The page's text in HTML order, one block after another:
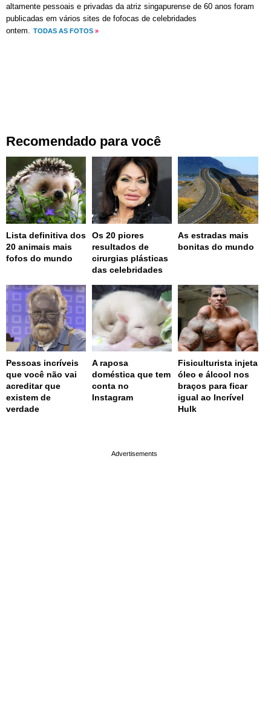
altamente pessoais e privadas da atriz singapurense de 60 anos foram
publicadas em vários sites de fofocas de celebridades
ontem. TODAS AS FOTOS »
Recomendado para você
Lista definitiva dos
20 animais mais
fofos do mundo
Os 20 piores
resultados de
cirurgias plásticas
das celebridades
As estradas mais
bonitas do mundo
Pessoas incríveis
que você não vai
acreditar que
existem de
verdade
A raposa
doméstica que tem
conta no
Instagram
Fisiculturista injeta
óleo e álcool nos
braços para ficar
igual ao Incrível
Hulk